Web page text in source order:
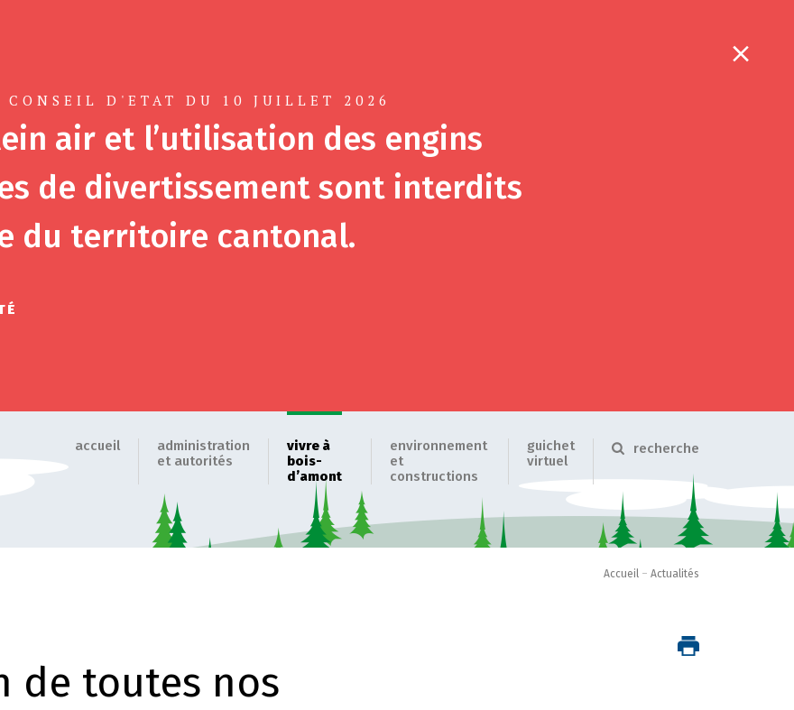
CONSEIL D'ETAT DU 10 JUILLET 2026
air et l’utilisation des engins
de divertissement sont interdits
du territoire cantonal.
accueil
administration
et autorités
vivre à
bois-
d’amont
environnement
et
constructions
guichet
virtuel
recherche
Accueil – Actualités
de toutes nos